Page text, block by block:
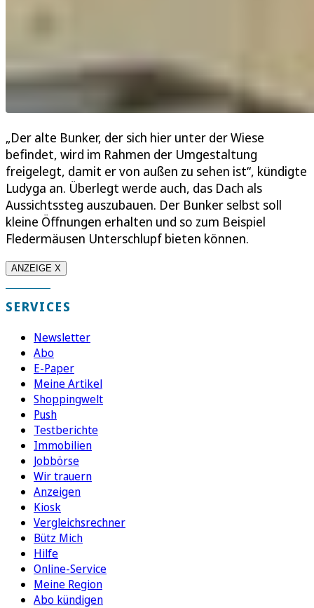
„Der alte Bunker, der sich hier unter der Wiese
befindet, wird im Rahmen der Umgestaltung
freigelegt, damit er von außen zu sehen ist“, kündigte
Ludyga an. Überlegt werde auch, das Dach als
Aussichtssteg auszubauen. Der Bunker selbst soll
kleine Öffnungen erhalten und so zum Beispiel
Fledermäusen Unterschlupf bieten können.
ANZEIGE X
SERVICES
Newsletter
Abo
E-Paper
Meine Artikel
Shoppingwelt
Push
Testberichte
Immobilien
Jobbörse
Wir trauern
Anzeigen
Kiosk
Vergleichsrechner
Bütz Mich
Hilfe
Online-Service
Meine Region
Abo kündigen